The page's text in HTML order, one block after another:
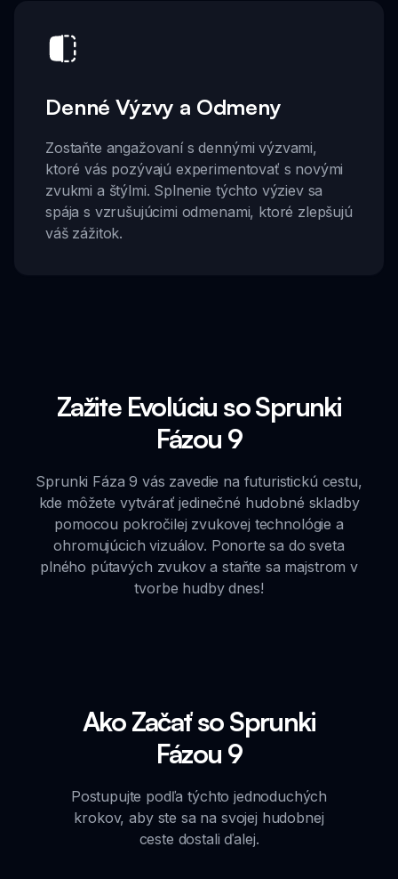
Denné Výzvy a Odmeny
Zostaňte angažovaní s dennými výzvami,
ktoré vás pozývajú experimentovať s novými
zvukmi a štýlmi. Splnenie týchto výziev sa
spája s vzrušujúcimi odmenami, ktoré zlepšujú
váš zážitok.
Zažite Evolúciu so Sprunki
Fázou 9
Sprunki Fáza 9 vás zavedie na futuristickú cestu,
kde môžete vytvárať jedinečné hudobné skladby
pomocou pokročilej zvukovej technológie a
ohromujúcich vizuálov. Ponorte sa do sveta
plného pútavých zvukov a staňte sa majstrom v
tvorbe hudby dnes!
Ako Začať so Sprunki
Fázou 9
Postupujte podľa týchto jednoduchých
krokov, aby ste sa na svojej hudobnej
ceste dostali ďalej.